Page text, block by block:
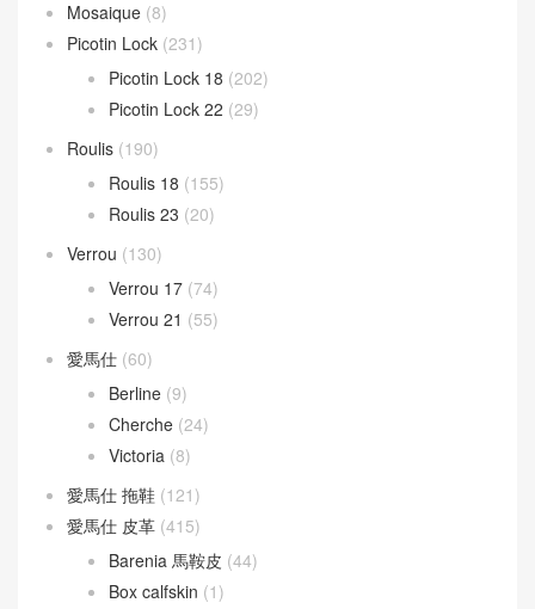
Mosaique (8)
Picotin Lock (231)
Picotin Lock 18 (202)
Picotin Lock 22 (29)
Roulis (190)
Roulis 18 (155)
Roulis 23 (20)
Verrou (130)
Verrou 17 (74)
Verrou 21 (55)
愛馬仕 (60)
Berline (9)
Cherche (24)
Victoria (8)
愛馬仕 拖鞋 (121)
愛馬仕 皮革 (415)
Barenia 馬鞍皮 (44)
Box calfskin (1)